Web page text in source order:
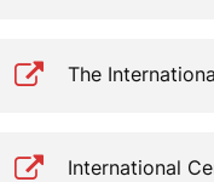
The
International